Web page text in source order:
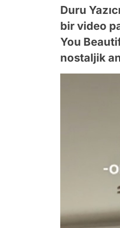
Duru
bir video
You
nostaljik